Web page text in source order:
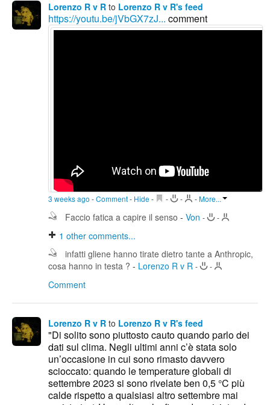
Lorenzo R v R to Lorenzo R v R's feed
https://youtu.be/jVbGX7zJ... comment
3 weeks ago -Comment- Hide - - - -More...
Faccio fatica a capire il senso - Von - -
1 other comments...
infatti gliene hanno tirate dietro tante a Anthropic,
cosa hanno in testa ? - Lorenzo R v R - -
Comment
Lorenzo R v R to Lorenzo R v R's feed
"Di solito sono piuttosto cauto quando parlo dei
dati sul clima. Negli ultimi anni c’è stata solo
un’occasione in cui sono rimasto davvero
scioccato: quando le temperature globali di
settembre 2023 si sono rivelate ben 0,5 °C più
calde rispetto a qualsiasi altro settembre mai